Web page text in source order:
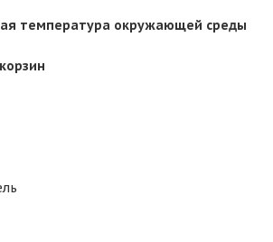
температура окружающей среды